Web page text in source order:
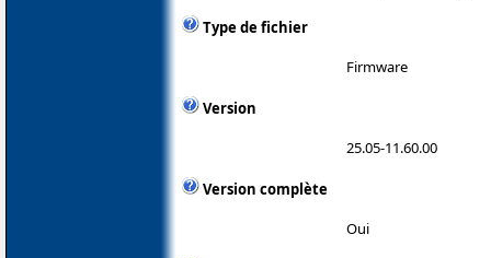
Type de fichier
Firmware
Version
25.05-11.60.00
Version complète
Oui